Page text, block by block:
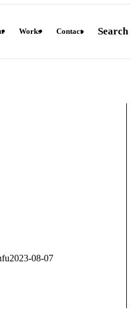
Works Contact Search
2023-08-07